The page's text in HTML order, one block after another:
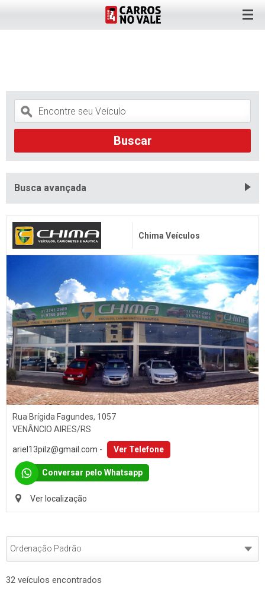
Busca avançada
Chima Veículos
Rua Brígida Fagundes, 1057
VENÂNCIO AIRES/RS
ariel13pilz@gmail.com - Ver Telefone
Conversar pelo Whatsapp
Ver localização
32 veículos encontrados